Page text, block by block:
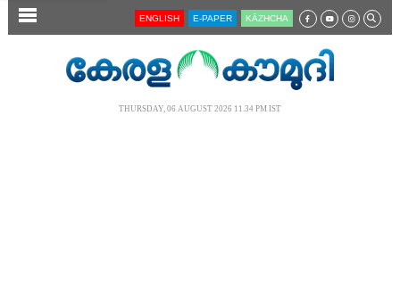
SECTIONS ENGLISH E-PAPER KĀZHCHA
THURSDAY, 06 AUGUST 2026 11.34 PM IST